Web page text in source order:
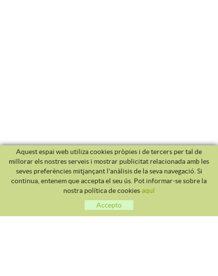
Aquest espai web utiliza cookies pròpies i de tercers per tal de
millorar els nostres serveis i mostrar publicitat relacionada amb les
seves preferències mitjançant l'anàlisis de la seva navegació. Si
continua, entenem que accepta el seu ús. Pot informar-se sobre la
nostra política de cookiesaquí
Accepto